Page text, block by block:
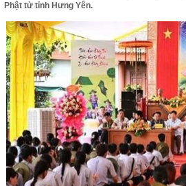
Phật tử tỉnh Hưng Yên.